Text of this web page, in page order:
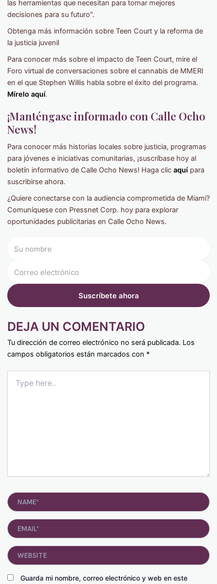
las herramientas que necesitan para tomar mejores
decisiones para su futuro".
Obtenga más información sobre Teen Court y la reforma de
la justicia juvenil
Para conocer más sobre el impacto de Teen Court, mire el
Foro virtual de conversaciones sobre el cannabis de MMERI
en el que Stephen Willis habla sobre el éxito del programa.
Mírelo aquí.
¡Manténgase informado con Calle Ocho
News!
Para conocer más historias locales sobre justicia, programas
para jóvenes e iniciativas comunitarias, ¡suscríbase hoy al
boletín informativo de Calle Ocho News! Haga clic aquí para
suscribirse ahora.
¿Quiere conectarse con la audiencia comprometida de Miami?
Comuníquese con Pressnet Corp. hoy para explorar
oportunidades publicitarias en Calle Ocho News.
DEJA UN COMENTARIO
Tu dirección de correo electrónico no será publicada. Los
campos obligatorios están marcados con *
here..
Name*
Email*
Guarda mi nombre, correo electrónico y web en este
Website